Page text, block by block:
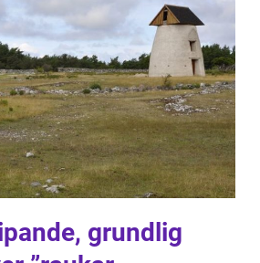
grundlig